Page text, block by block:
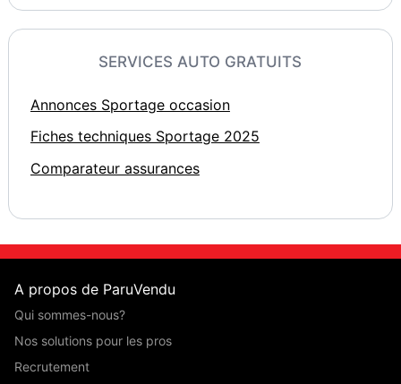
SERVICES AUTO GRATUITS
Annonces Sportage occasion
Fiches techniques Sportage 2025
Comparateur assurances
A propos de ParuVendu
Qui sommes-nous?
Nos solutions pour les pros
Recrutement